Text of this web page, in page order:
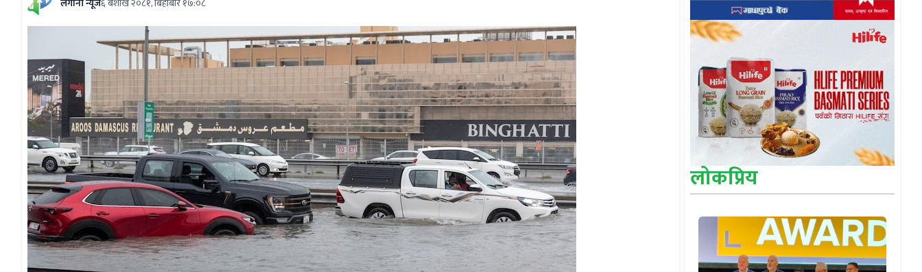
लोकप्रिय